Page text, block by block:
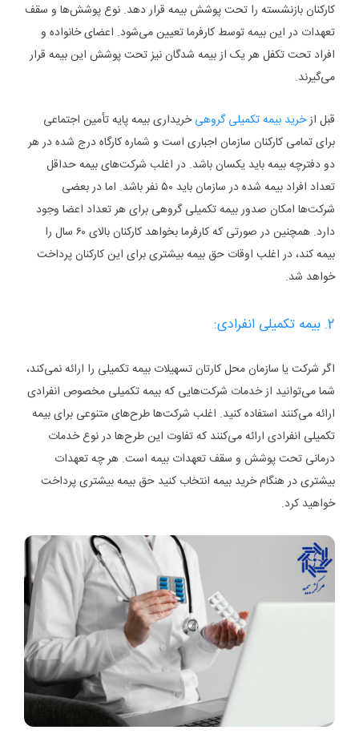
کارکنان بازنشسته را تحت پوشش بیمه قرار دهد. نوع پوشش‌ها و سقف
تعهدات در این بیمه توسط کارفرما تعیین می‌شود. اعضای خانواده و
افراد تحت تکفل هر یک از بیمه شدگان نیز تحت پوشش این بیمه قرار
می‌گیرند.
قبل ازخرید بیمه تکمیلی گروهیخریداری بیمه پایه تأمین اجتماعی
برای تمامی کارکنان سازمان اجباری است و شماره کارگاه درج شده در هر
دو دفترچه بیمه باید یکسان باشد. در اغلب شرکت‌های بیمه حداقل
تعداد افراد بیمه شده در سازمان باید ۵۰ نفر باشد. اما در بعضی
شرکت‌ها امکان صدور بیمه تکمیلی گروهی برای هر تعداد اعضا وجود
دارد. همچنین در صورتی که کارفرما بخواهد کارکنان بالای ۶۰ سال را
بیمه کند، در اغلب اوقات حق بیمه بیشتری برای این کارکنان پرداخت
خواهد شد.
2. بیمه تکمیلی انفرادی:
اگر شرکت یا سازمان محل کارتان تسهیلات بیمه تکمیلی را ارائه نمی‌کند،
شما می‌توانید از خدمات شرکت‌هایی که بیمه تکمیلی مخصوص انفرادی
ارائه می‌کنند استفاده کنید. اغلب شرکت‌ها طرح‌های متنوعی برای بیمه
تکمیلی انفرادی ارائه می‌کنند که تفاوت این طرح‌ها در نوع خدمات
درمانی تحت پوشش و سقف تعهدات بیمه است. هر چه تعهدات
بیشتری در هنگام خرید بیمه انتخاب کنید حق بیمه بیشتری پرداخت
خواهید کرد.